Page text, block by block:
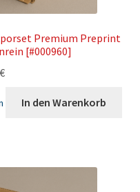
Premium Preprint
[#000960]
€
In den Warenkorb